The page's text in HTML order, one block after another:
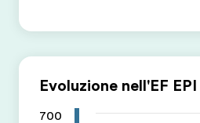
Evoluzione nell'EF EPI
700